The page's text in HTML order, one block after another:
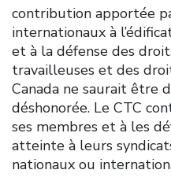
contribution apportée
internationaux à
et à la défense des
travailleuses et des
Canada ne saurait être
déshonorée. Le CTC
ses membres et à les
atteinte à leurs
nationaux ou